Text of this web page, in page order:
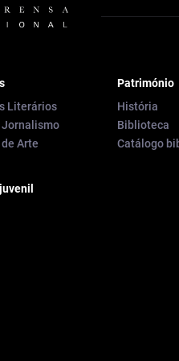
Literários
Jornalismo
Arte
Património
História
Biblioteca
Catálogo